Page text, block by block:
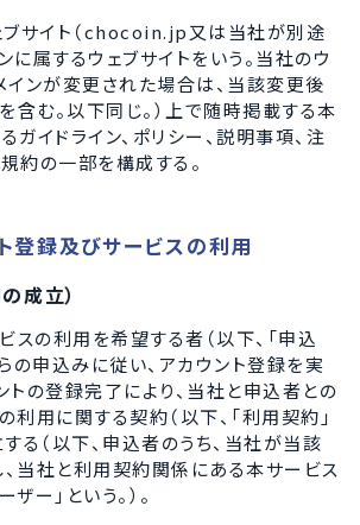
ブサイト（chocoin.jp又は当社が別途
に属するウェブサイトをいう。当社のウ
インが変更された場合は、当該変更後
含む。以下同じ。）上で随時掲載する本
ガイドライン、ポリシー、説明事項、注
約の一部を構成する。
登録及びサービスの利用
成立）
スの利用を希望する者（以下、「申込
らの申込みに従い、アカウント登録を実
トの登録完了により、当社と申込者との
利用に関する契約（以下、「利用契約」
する（以下、申込者のうち、当社が当該
当社と利用契約関係にある本サービス
ー」という。）。